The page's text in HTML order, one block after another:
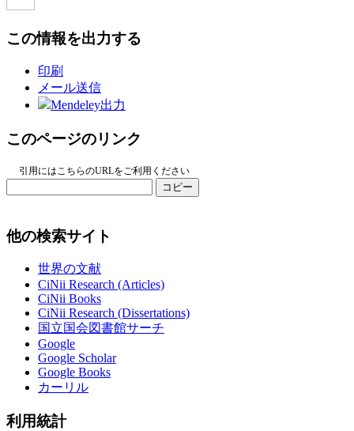
この情報を出力する
印刷
メール送信
Mendeley出力
このページのリンク
引用にはこちらのURLをご利用ください
コピー
他の検索サイト
世界の文献
CiNii Research (Articles)
CiNii Books
CiNii Research (Dissertations)
国立国会図書館サーチ
Google
Google Scholar
Google Books
カーリル
利用統計